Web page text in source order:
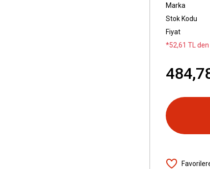
Marka
Stok Kodu
Fiyat
*52,61 TL